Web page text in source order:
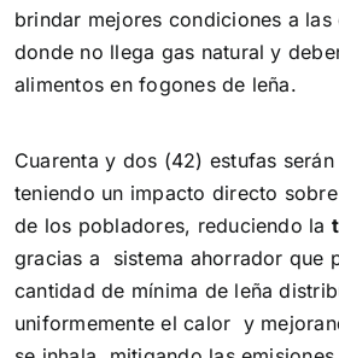
brindar mejores condiciones a las
donde no llega gas natural y
alimentos en fogones de leña.
Cuarenta y dos (42) estufas
teniendo un impacto directo
de los pobladores, reduciendo la
gracias a sistema ahorrador que
cantidad de mínima de leña
uniformemente el calor y